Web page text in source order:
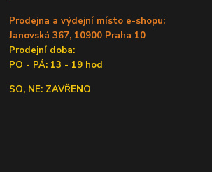
Prodejna a výdejní místo e-shopu:
Janovská 367, 10900 Praha 10
Prodejní doba:
PO - PÁ: 13 - 19 hod
SO, NE: ZAVŘENO